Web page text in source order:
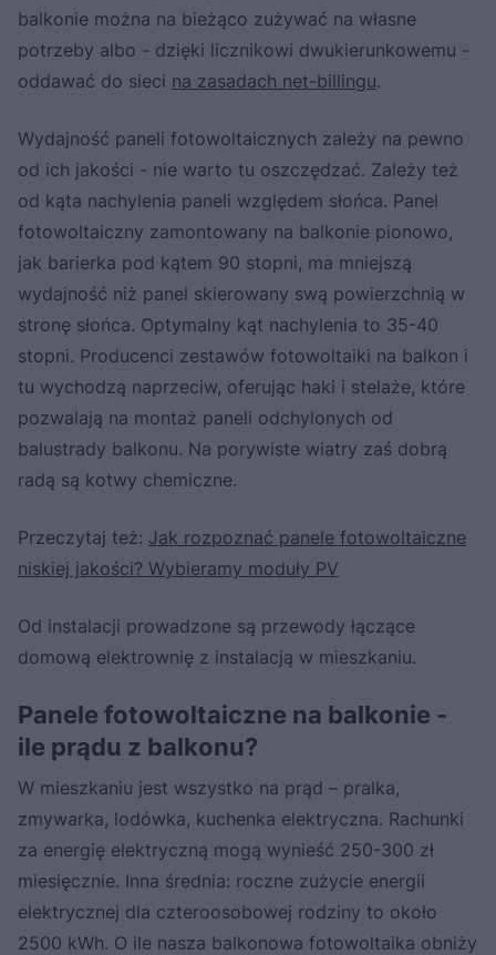
balkonie można na bieżąco zużywać na własne
potrzeby albo - dzięki licznikowi dwukierunkowemu -
oddawać do sieci na zasadach net-billingu.
Wydajność paneli fotowoltaicznych zależy na pewno
od ich jakości - nie warto tu oszczędzać. Zależy też
od kąta nachylenia paneli względem słońca. Panel
fotowoltaiczny zamontowany na balkonie pionowo,
jak barierka pod kątem 90 stopni, ma mniejszą
wydajność niż panel skierowany swą powierzchnią w
stronę słońca. Optymalny kąt nachylenia to 35-40
stopni. Producenci zestawów fotowoltaiki na balkon i
tu wychodzą naprzeciw, oferując haki i stelaże, które
pozwalają na montaż paneli odchylonych od
balustrady balkonu. Na porywiste wiatry zaś dobrą
radą są kotwy chemiczne.
Przeczytaj też: Jak rozpoznać panele fotowoltaiczne
niskiej jakości? Wybieramy moduły PV
Od instalacji prowadzone są przewody łączące
domową elektrownię z instalacją w mieszkaniu.
Panele fotowoltaiczne na balkonie -
ile prądu z balkonu?
W mieszkaniu jest wszystko na prąd – pralka,
zmywarka, lodówka, kuchenka elektryczna. Rachunki
za energię elektryczną mogą wynieść 250-300 zł
miesięcznie. Inna średnia: roczne zużycie energii
elektrycznej dla czteroosobowej rodziny to około
2500 kWh. O ile nasza balkonowa fotowoltaika obniży